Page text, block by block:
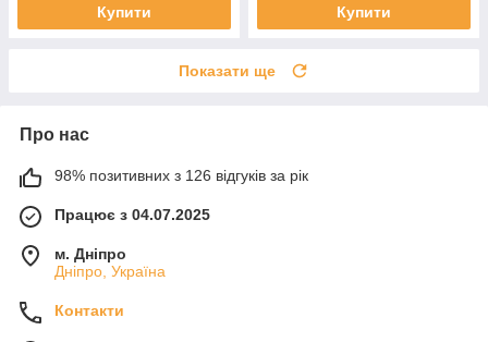
Купити Купити
Показати ще
Про нас
98% позитивних з 126 відгуків за рік
Працює з 04.07.2025
м. Дніпро
Дніпро, Україна
Контакти